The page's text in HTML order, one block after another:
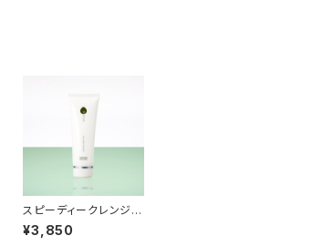
スピーディークレンジン
グジェル
¥3,850